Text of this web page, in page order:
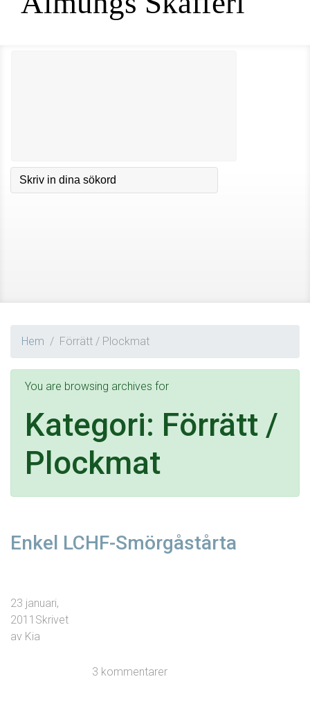
Hem Förrätt / Plockmat
You are browsing archives for
Kategori: Förrätt /
Plockmat
Enkel LCHF-Smörgåstårta
23 januari,
2011 Skrivet
av Kia
3 kommentarer